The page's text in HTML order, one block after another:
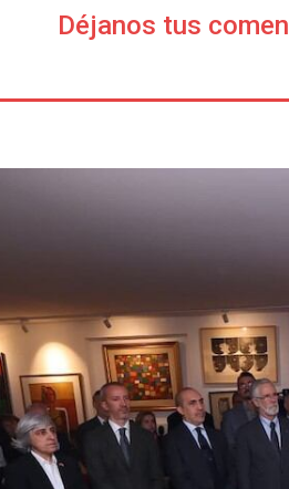
Déjanos tus